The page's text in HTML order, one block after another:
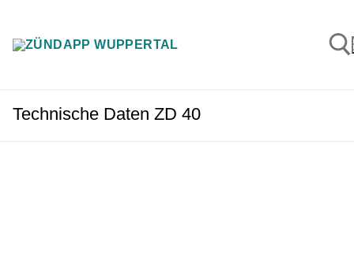
springen
Technische Daten ZD 40